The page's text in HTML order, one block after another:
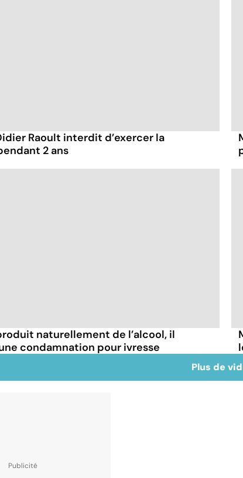
Raoult interdit d’exercer la
2 ans
naturellement de l’alcool, il
condamnation pour ivresse
Plus de